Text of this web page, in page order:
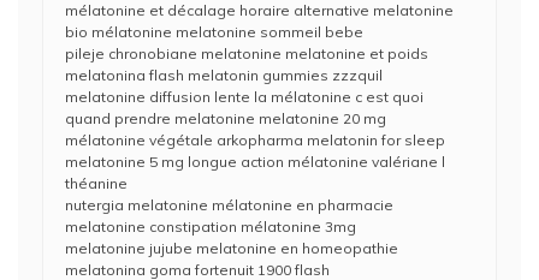
mélatonine et décalage horaire alternative melatonine
bio mélatonine melatonine sommeil bebe
pileje chronobiane melatonine melatonine et poids
melatonina flash melatonin gummies zzzquil
melatonine diffusion lente la mélatonine c est quoi
quand prendre melatonine melatonine 20 mg
mélatonine végétale arkopharma melatonin for sleep
melatonine 5 mg longue action mélatonine valériane l
théanine
nutergia melatonine mélatonine en pharmacie
melatonine constipation mélatonine 3mg
melatonine jujube melatonine en homeopathie
melatonina goma fortenuit 1900 flash